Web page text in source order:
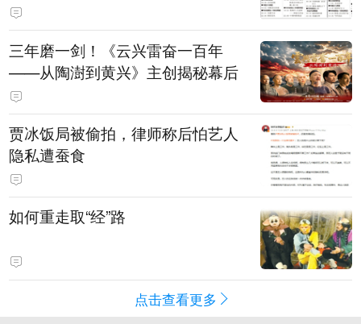
三年磨一剑！《云兴雷奋一百年
——从陶澍到黄兴》主创揭秘幕后
贾冰饭局被偷拍，律师称后怕艺人
隐私遭蚕食
如何重走取“经”路
点击查看更多